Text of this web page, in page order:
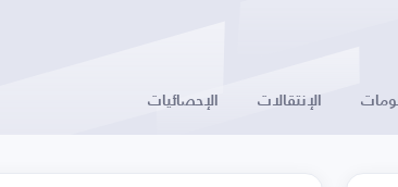
الإنتقالات الإحصائيات